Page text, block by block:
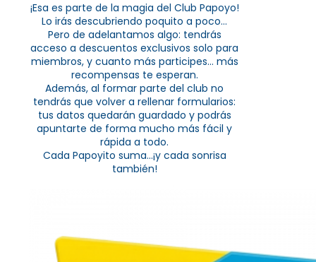
¡Esa es parte de la magia del Club Papoyo!
Lo irás descubriendo poquito a poco...
Pero de adelantamos algo: tendrás
acceso a descuentos exclusivos solo para
miembros, y cuanto más participes... más
recompensas te esperan.
Además, al formar parte del club no
tendrás que volver a rellenar formularios:
tus datos quedarán guardado y podrás
apuntarte de forma mucho más fácil y
rápida a todo.
Cada Papoyito suma...¡y cada sonrisa
también!